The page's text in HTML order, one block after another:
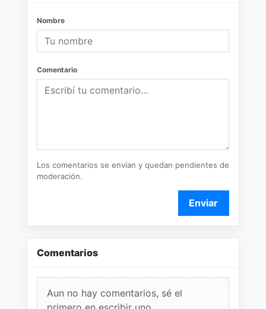
Nombre
Comentario
Los comentarios se envían y quedan pendientes de
moderación.
Enviar
Comentarios
Aun no hay comentarios, sé el